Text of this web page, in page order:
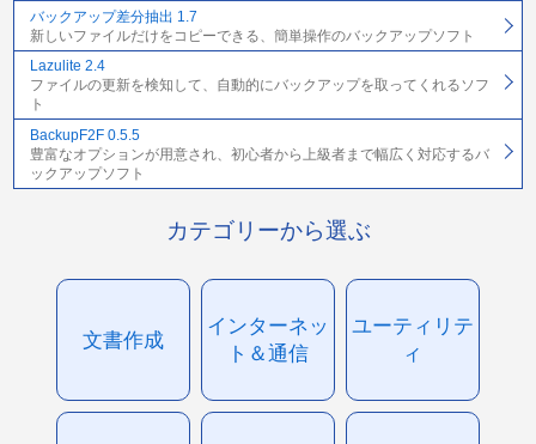
バックアップ差分抽出 1.7
新しいファイルだけをコピーできる、簡単操作のバックアップソフト
Lazulite 2.4
ファイルの更新を検知して、自動的にバックアップを取ってくれるソフ
ト
BackupF2F 0.5.5
豊富なオプションが用意され、初心者から上級者まで幅広く対応するバ
ックアップソフト
カテゴリーから選ぶ
文書作成
インターネッ
ト＆通信
ユーティリテ
ィ